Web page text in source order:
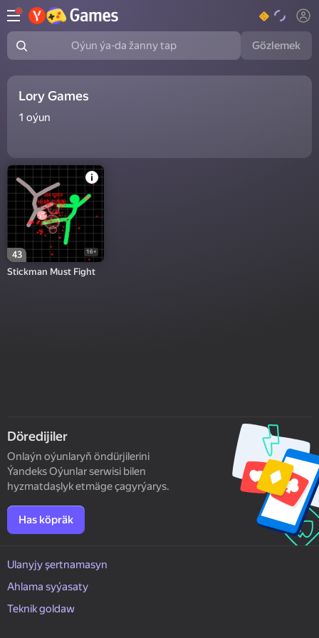
Oýun ýa-da žanny tap Gözlemek
Lory Games
1 oýun
43 16+
Stickman Must Fight
Döredijiler
Onlaýn oýunlaryň öndürjilerini
Ýandeks Oýunlar serwisi bilen
hyzmatdaşlyk etmäge çagyrýarys.
Has köpräk
Ulanyjy şertnamasyn
Ahlama syýasaty
Teknik goldaw